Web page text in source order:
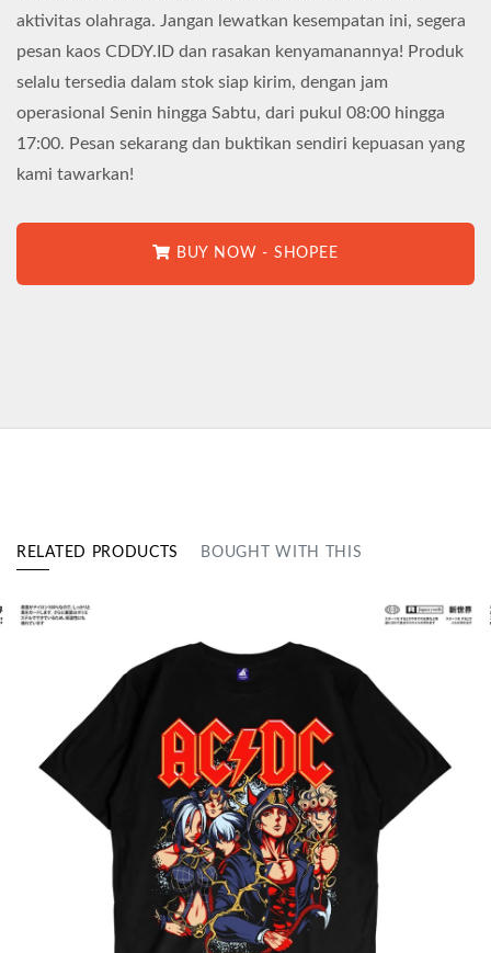
aktivitas olahraga. Jangan lewatkan kesempatan ini, segera
pesan kaos CDDY.ID dan rasakan kenyamanannya! Produk
selalu tersedia dalam stok siap kirim, dengan jam
operasional Senin hingga Sabtu, dari pukul 08:00 hingga
17:00. Pesan sekarang dan buktikan sendiri kepuasan yang
kami tawarkan!
BUY NOW - SHOPEE
RELATED PRODUCTS BOUGHT WITH THIS